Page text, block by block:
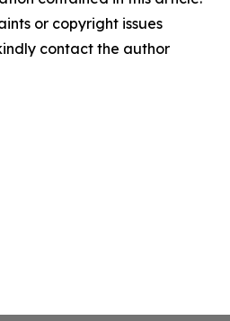
or copyright issues
contact the author